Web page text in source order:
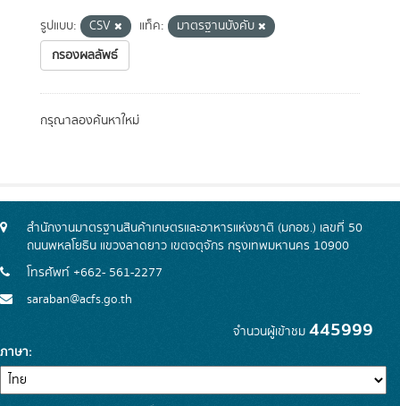
รูปแบบ: CSV แท็ค:
มาตรฐานบังคับ
กรองผลลัพธ์
กรุณาลองค้นหาใหม่
สำนักงานมาตรฐานสินค้าเกษตรและอาหารแห่งชาติ (มกอช.) เลขที่ 50
ถนนพหลโยธิน แขวงลาดยาว เขตจตุจักร กรุงเทพมหานคร 10900
โทรศัพท์ +662- 561-2277
saraban@acfs.go.th
จำนวนผู้เข้าชม 445999
ภาษา